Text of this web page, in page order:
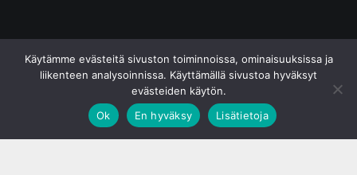
Käytämme evästeitä sivuston toiminnoissa, ominaisuuksissa ja
liikenteen analysoinnissa. Käyttämällä sivustoa hyväksyt
evästeiden käytön.
Ok
En hyväksy Lisätietoja